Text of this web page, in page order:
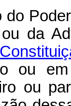
do
da
ou
ou